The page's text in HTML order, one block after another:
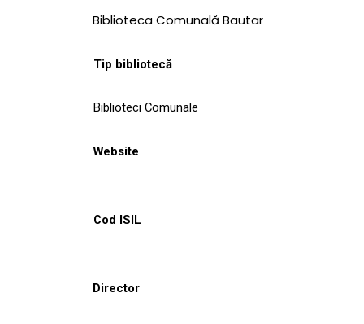
CULTURALE
NOUTĂȚI
Biblioteca Comunală Bautar
Tip bibliotecă
Biblioteci Comunale
Website
Cod ISIL
Director